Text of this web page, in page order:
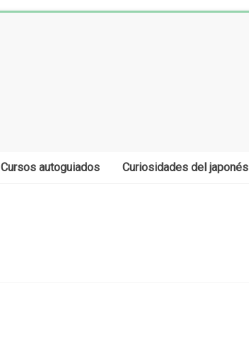
Cursos autoguiados Curiosidades del japonés